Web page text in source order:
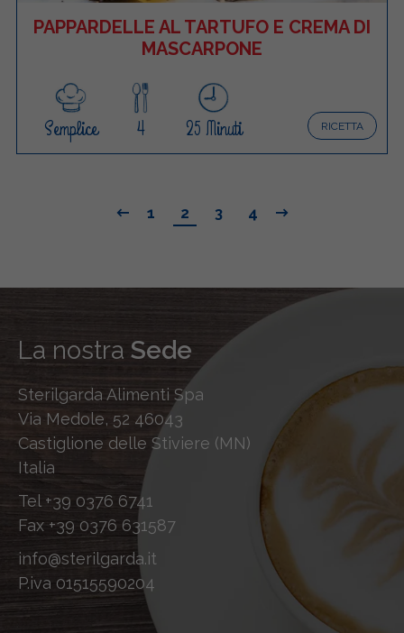
PAPPARDELLE AL TARTUFO E CREMA DI
MASCARPONE
RICETTA
Semplice 4 25 Minuti
1 2 3 4
La nostra Sede
Sterilgarda Alimenti Spa
Via Medole, 52 46043
Castiglione delle Stiviere (MN)
Italia
Tel +39 0376 6741
Fax +39 0376 631587
info@sterilgarda.it
P.iva 01515590204